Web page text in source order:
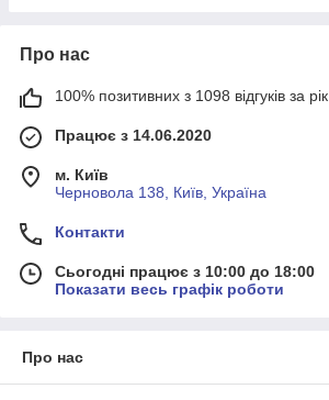
Про нас
100% позитивних з 1098 відгуків за рік
Працює з 14.06.2020
м. Київ
Черновола 138, Київ, Україна
Контакти
Сьогодні працює з 10:00 до 18:00
Показати весь графік роботи
Про нас